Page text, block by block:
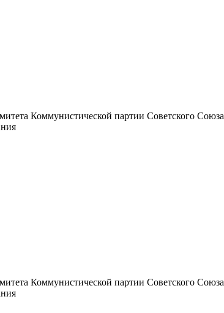
Коммунистической партии Советского
Коммунистической партии Советского